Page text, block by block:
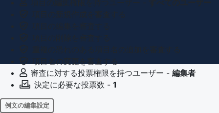
審査に対する投票権限を持つユーザー - 編集者
決定に必要な投票数 - 1
例文の編集設定